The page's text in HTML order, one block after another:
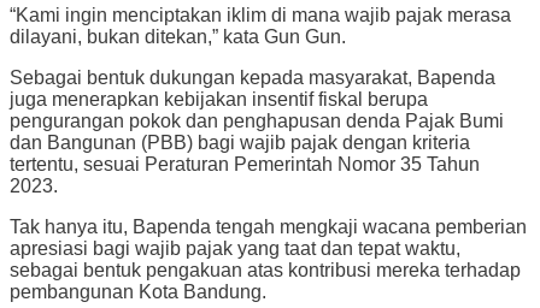
“Kami ingin menciptakan iklim di mana wajib pajak merasa
dilayani, bukan ditekan,” kata Gun Gun.
Sebagai bentuk dukungan kepada masyarakat, Bapenda
juga menerapkan kebijakan insentif fiskal berupa
pengurangan pokok dan penghapusan denda Pajak Bumi
dan Bangunan (PBB) bagi wajib pajak dengan kriteria
tertentu, sesuai Peraturan Pemerintah Nomor 35 Tahun
2023.
Tak hanya itu, Bapenda tengah mengkaji wacana pemberian
apresiasi bagi wajib pajak yang taat dan tepat waktu,
sebagai bentuk pengakuan atas kontribusi mereka terhadap
pembangunan Kota Bandung.